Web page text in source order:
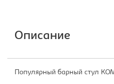
Описание
Популярный барный стул